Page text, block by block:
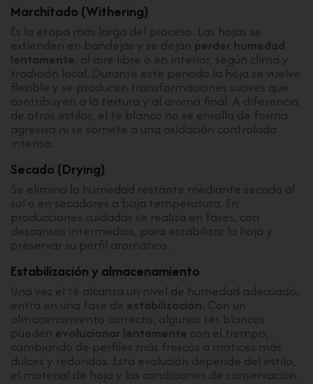
Marchitado (Withering)
Es la etapa más larga del proceso. Las hojas se
extienden en bandejas y se dejan perder humedad
lentamente, al aire libre o en interior, según clima y
tradición local. Durante este periodo la hoja se vuelve
flexible y se producen transformaciones suaves que
contribuyen a la textura y al aroma final. A diferencia
de otros estilos, el té blanco no se enrolla de forma
agresiva ni se somete a una oxidación controlada
intensa.
Secado (Drying)
Se elimina la humedad restante mediante secado al
sol o en secadores a baja temperatura. En
producciones cuidadas se realiza en fases, con
descansos intermedios, para estabilizar la hoja y
preservar su perfil aromático.
Estabilización y almacenamiento
Una vez el té alcanza un nivel de humedad adecuado,
entra en una fase de estabilización . Con un
almacenamiento correcto, algunos tés blancos
pueden evolucionar lentamente con el tiempo,
cambiando de perfiles más frescos a matices más
dulces y redondos. Esta evolución depende del estilo,
el material de hoja y las condiciones de conservación.